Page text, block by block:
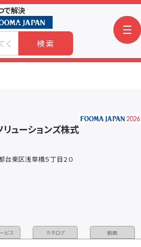
で解決
検索
ューションズ株式
台東区浅草橋５丁目２０
ビス カタログ 動画